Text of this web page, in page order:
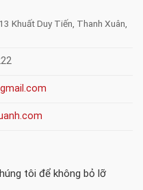
Khuất Duy Tiến, Thanh Xuân,
tôi để không bỏ lỡ